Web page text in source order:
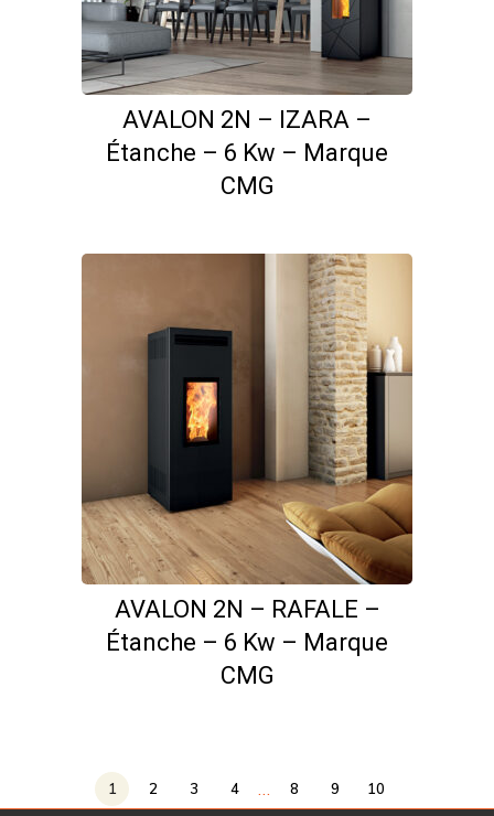
AVALON 2N – IZARA –
Étanche – 6 Kw – Marque
CMG
AVALON 2N – RAFALE –
Étanche – 6 Kw – Marque
CMG
1 2 3 4 … 8 9 10